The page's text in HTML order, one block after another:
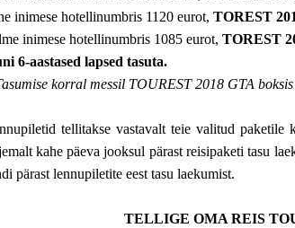
inimese hotellinumbris 1120 eurot, TOREST
inimese hotellinumbris 1085 eurot, TOREST
6-aastased lapsed tasuta.
korral messil TOUREST 2018 GTA
tellitakse vastavalt teie valitud paketile
kahe päeva jooksul pärast reisipaketi tasu
pärast lennupiletite eest tasu laekumist.
TELLIGE OMA REIS